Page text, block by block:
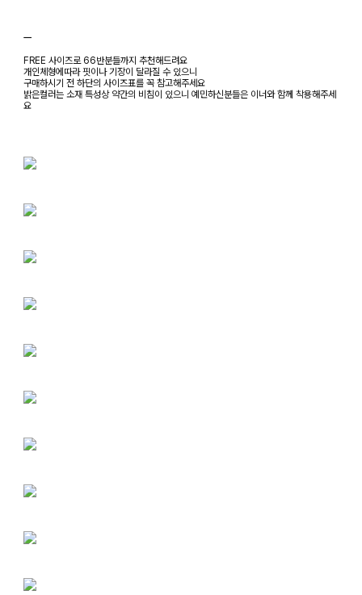
ㅡ
FREE 사이즈로 66반분들까지 추천해드려요
개인체형에따라 핏이나 기장이 달라질 수 있으니
구매하시기 전 하단의 사이즈표를 꼭 참고해주세요
밝은컬러는 소재 특성상 약간의 비침이 있으니 예민하신분들은 이너와 함께 착용해주세
요